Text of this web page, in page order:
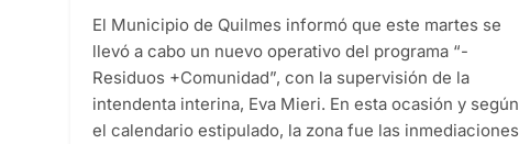
El Municipio de Quilmes informó que este martes se
llevó a cabo un nuevo operativo del programa “-
Residuos +Comunidad”, con la supervisión de la
intendenta interina, Eva Mieri. En esta ocasión y según
el calendario estipulado, la zona fue las inmediaciones